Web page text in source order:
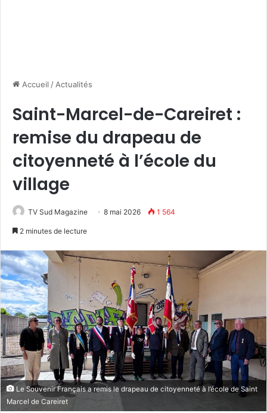
Accueil / Actualités
Saint-Marcel-de-Careiret :
remise du drapeau de
citoyenneté à l’école du
village
TV Sud Magazine 8 mai 2026 1 564
2 minutes de lecture
Le Souvenir Français a remis le drapeau de citoyenneté à l’école de Saint
Marcel de Careiret